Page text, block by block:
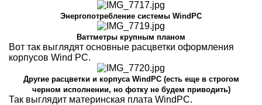
Энергопотребление системы WindPC
Ваттметры крупным планом
Вот так выглядят основные расцветки оформления
корпусов Wind PC.
Другие расцветки и корпуса WindPC (есть еще в строгом
черном исполнении, но фотку не будем приводить)
Так выглядит материнская плата WindPC.